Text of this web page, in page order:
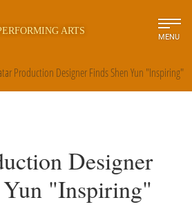
ARTS
MENU
Production Designer Finds Shen Yun "Inspiring"
Designer
Yun "Inspiring"